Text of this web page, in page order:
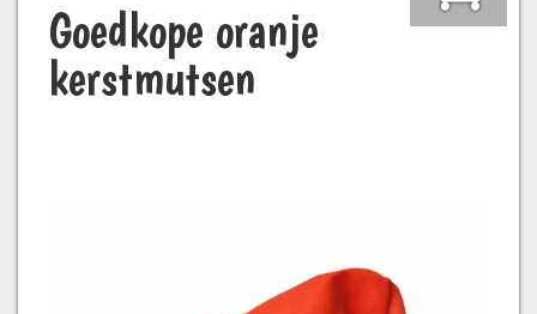
Goedkope oranje
kerstmutsen